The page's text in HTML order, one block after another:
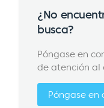
¿No
busca?
Póngase en
de atención al
Póngase en